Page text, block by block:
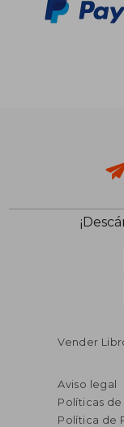
Vender
Aviso legal
Políticas
Política de